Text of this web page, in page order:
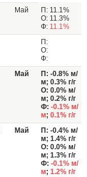
Май
П: 11.1%
О: 11.3%
Ф: 11.1%
П:
О:
Ф:
Май
П: -0.8% м/
м; 0.3% г/г
О: 0.0% м/
м; 0.2% г/г
Ф: -0.1% м/
м; 0.1% г/г
Май
П: -0.4% м/
м; 1.4% г/г
О: 0.0% м/
м; 1.3% г/г
Ф: -0.1% м/
м; 1.2% г/г